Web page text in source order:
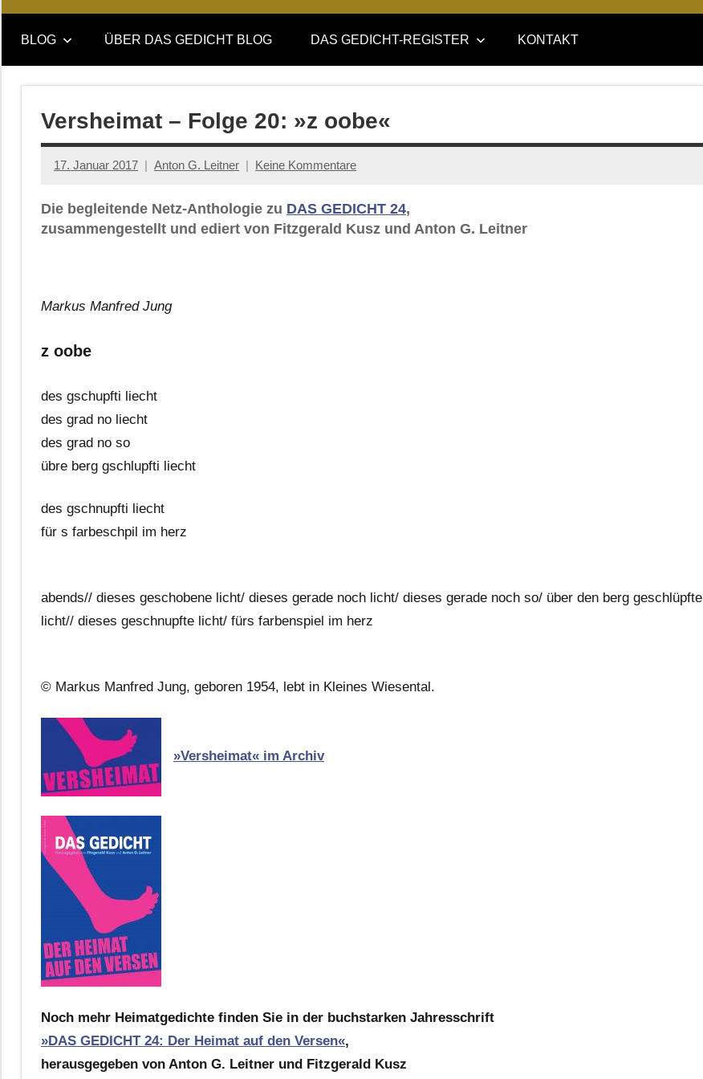
DAS
GEDICHT
blog
DAS
GEDICHT.
Zeitschrift
BLOG ÜBER DAS GEDICHT BLOG DAS GEDICHT-REGISTER KONTAKT
Versheimat – Folge 20: »z oobe«
17. Januar 2017 Anton G. Leitner Keine Kommentare
Die begleitende Netz-Anthologie zu DAS GEDICHT 24,
zusammengestellt und ediert von Fitzgerald Kusz und Anton G. Leitner
Markus Manfred Jung
z oobe
des gschupfti liecht
des grad no liecht
des grad no so
übre berg gschlupfti liecht
des gschnupfti liecht
für s farbeschpil im herz
abends// dieses geschobene licht/ dieses gerade noch licht/ dieses gerade noch so/ über den berg geschlüpfte
licht// dieses geschnupfte licht/ fürs farbenspiel im herz
© Markus Manfred Jung, geboren 1954, lebt in Kleines Wiesental.
»Versheimat« im Archiv
Noch mehr Heimatgedichte finden Sie in der buchstarken Jahresschrift
»DAS GEDICHT 24: Der Heimat auf den Versen«,
herausgegeben von Anton G. Leitner und Fitzgerald Kusz